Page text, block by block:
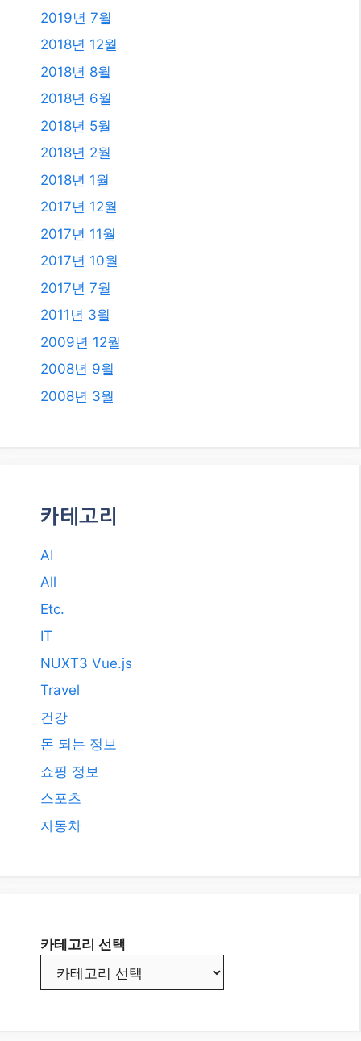
2019년 7월
2018년 12월
2018년 8월
2018년 6월
2018년 5월
2018년 2월
2018년 1월
2017년 12월
2017년 11월
2017년 10월
2017년 7월
2011년 3월
2009년 12월
2008년 9월
2008년 3월
카테고리
AI
All
Etc.
IT
NUXT3 Vue.js
Travel
건강
돈 되는 정보
쇼핑 정보
스포츠
자동차
카테고리 선택